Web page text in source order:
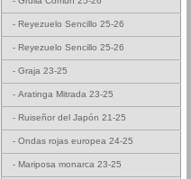
- Reyezuelo Sencillo 25-26
- Reyezuelo Sencillo 25-26
- Graja 23-25
- Aratinga Mitrada 23-25
- Ruiseñor del Japón 21-25
- Ondas rojas europea 24-25
- Mariposa monarca 23-25